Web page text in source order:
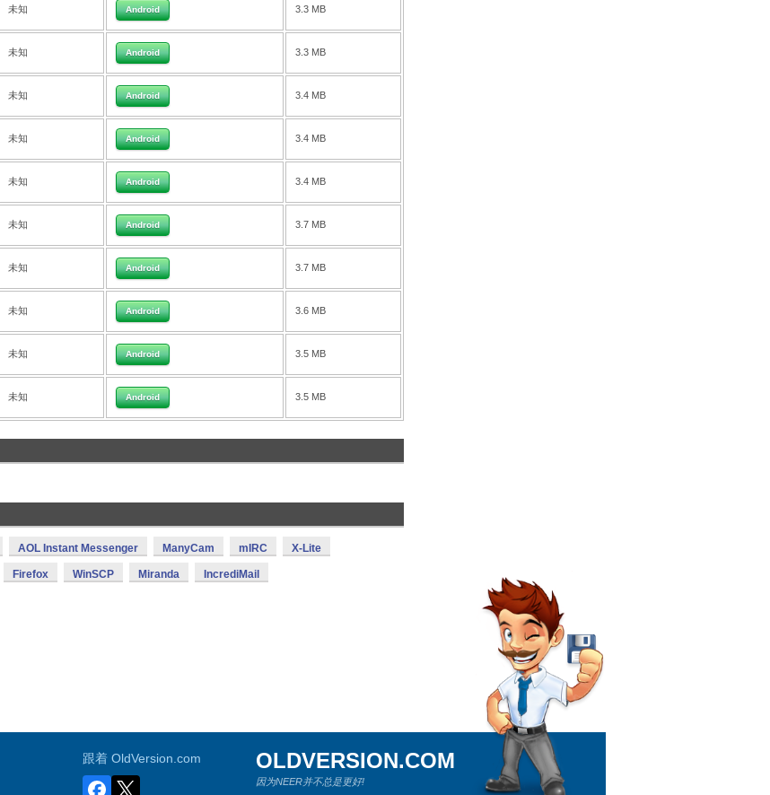
未知 Android 3.3 MB
未知 Android 3.3 MB
未知 Android 3.4 MB
未知 Android 3.4 MB
未知 Android 3.4 MB
未知 Android 3.7 MB
未知 Android 3.7 MB
未知 Android 3.6 MB
未知 Android 3.5 MB
未知 Android 3.5 MB
AOL Instant Messenger ManyCam mIRC X-Lite
Firefox WinSCP Miranda IncrediMail
跟着 OldVersion.com OLDVERSION.COM
因为NEER并不总是更好!